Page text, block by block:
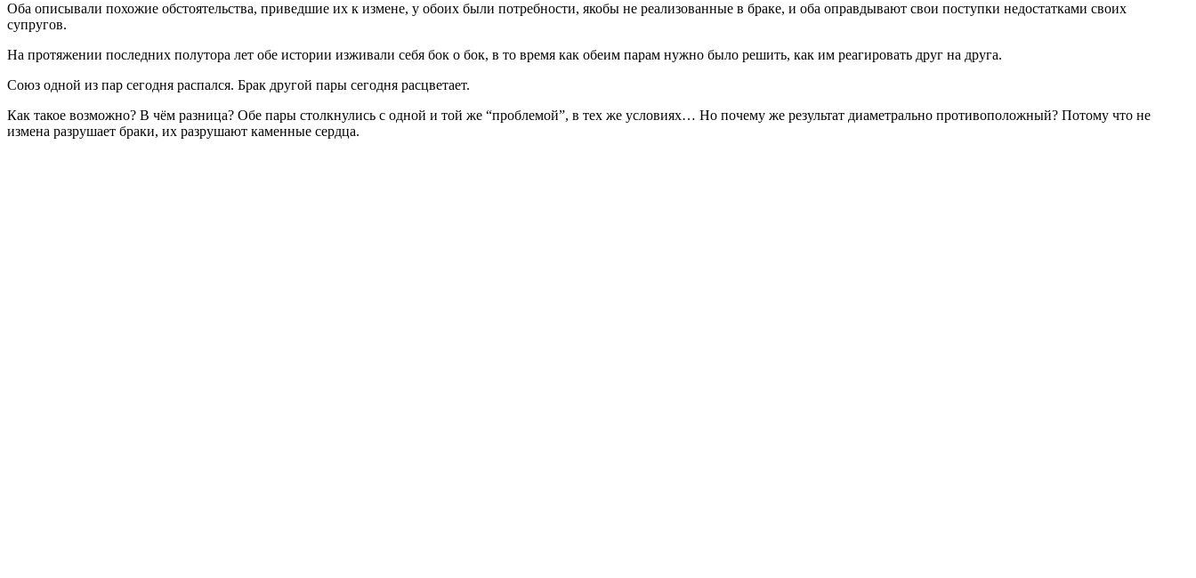
Оба описывали похожие обстоятельства, приведшие их к измене, у обоих были потребности, якобы не реализованные в браке, и оба оправдывают свои поступки недостатками своих
супругов.
На протяжении последних полутора лет обе истории изживали себя бок о бок, в то время как обеим парам нужно было решить, как им реагировать друг на друга.
Союз одной из пар сегодня распался. Брак другой пары сегодня расцветает.
Как такое возможно? В чём разница? Обе пары столкнулись с одной и той же “проблемой”, в тех же условиях… Но почему же результат диаметрально противоположный? Потому что не
измена разрушает браки, их разрушают каменные сердца.